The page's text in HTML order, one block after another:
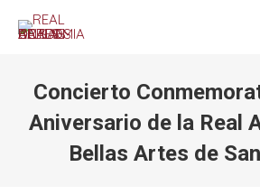
Concierto
Aniversario de la Real
Bellas Artes de